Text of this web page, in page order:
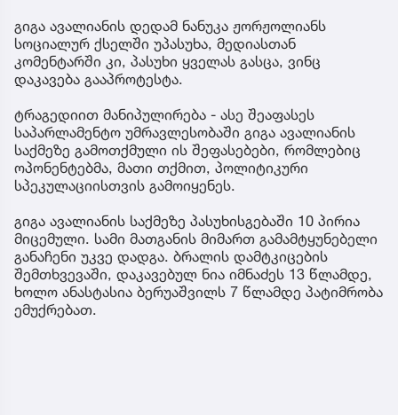
გიგა ავალიანის დედამ ნანუკა ჟორჟოლიანს
სოციალურ ქსელში უპასუხა, მედიასთან
კომენტარში კი, პასუხი ყველას გასცა, ვინც
დაკავება გააპროტესტა.
ტრაგედიით მანიპულირება - ასე შეაფასეს
საპარლამენტო უმრავლესობაში გიგა ავალიანის
საქმეზე გამოთქმული ის შეფასებები, რომლებიც
ოპონენტებმა, მათი თქმით, პოლიტიკური
სპეკულაციისთვის გამოიყენეს.
გიგა ავალიანის საქმეზე პასუხისგებაში 10 პირია
მიცემული. სამი მათგანის მიმართ გამამტყუნებელი
განაჩენი უკვე დადგა. ბრალის დამტკიცების
შემთხვევაში, დაკავებულ ნია იმნაძეს 13 წლამდე,
ხოლო ანასტასია ბერუაშვილს 7 წლამდე პატიმრობა
ემუქრებათ.